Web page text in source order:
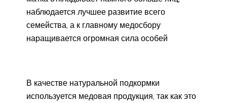
наблюдается лучшее развитие всего
семейства, а к главному медосбору
наращивается огромная сила особей
В качестве натуральной подкормки
используется медовая продукция, так как это